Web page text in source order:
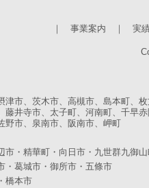
｜ 事業案内 ｜ 実
市、茨木市、高槻市、島本町、
井寺市、太子町、河南町、千早
野市、泉南市、阪南市、岬町
・精華町・向日市・九世群九御
・葛城市・御所市・五條市
橋本市